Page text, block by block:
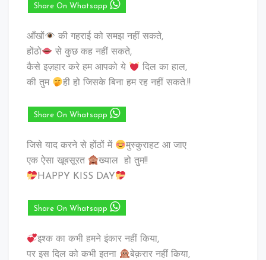
Share On Whatsapp
आँखों
की गहराई को समझ नहीं सकते,
होंठो
से कुछ कह नहीं सकते,
कैसे इज़हार करे हम आपको ये
दिल का हाल,
की तुम
ही हो जिसके बिना हम रह नहीं सकते.!!
Share On Whatsapp
जिसे याद करने से होंठों में
मुस्कुराहट आ जाए
एक ऐसा खूबसूरत
ख्याल हो तुम!!
HAPPY KISS DAY
Share On Whatsapp
इश्क का कभी हमने इंकार नहीं किया,
पर इस दिल को कभी इतना
बेक़रार नहीं किया,